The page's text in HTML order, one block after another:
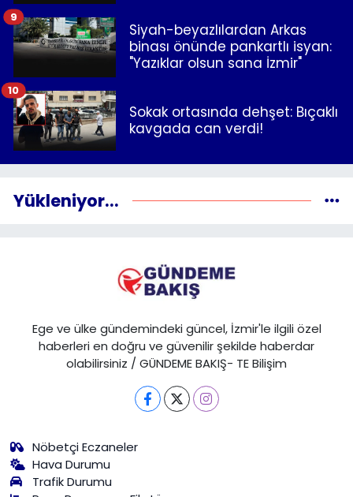
Siyah-beyazlılardan Arkas
binası önünde pankartlı isyan:
"Yazıklar olsun sana İzmir"
9
Sokak ortasında dehşet: Bıçaklı
kavgada can verdi!
10
Yükleniyor...
Ege ve ülke gündemindeki güncel, İzmir'le ilgili özel
haberleri en doğru ve güvenilir şekilde haberdar
olabilirsiniz / GÜNDEME BAKIŞ- TE Bilişim
Nöbetçi Eczaneler
Hava Durumu
Trafik Durumu